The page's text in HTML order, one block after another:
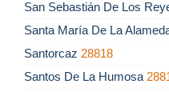
San Sebastián De Los
Santa María De La
Santorcaz 28818
Santos De La Humosa